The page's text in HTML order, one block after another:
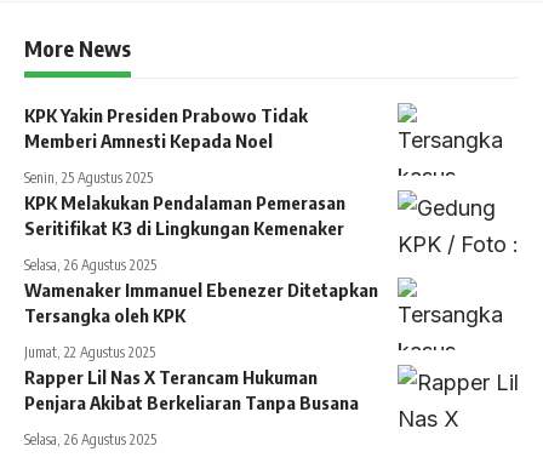
More News
KPK Yakin Presiden Prabowo Tidak
Memberi Amnesti Kepada Noel
Senin, 25 Agustus 2025
KPK Melakukan Pendalaman Pemerasan
Seritifikat K3 di Lingkungan Kemenaker
Selasa, 26 Agustus 2025
Wamenaker Immanuel Ebenezer Ditetapkan
Tersangka oleh KPK
Jumat, 22 Agustus 2025
Rapper Lil Nas X Terancam Hukuman
Penjara Akibat Berkeliaran Tanpa Busana
Selasa, 26 Agustus 2025